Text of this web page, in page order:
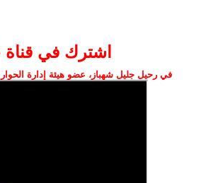
اشترك في قناة
في رحيل جليل شهباز، عضو هيئة إدارة